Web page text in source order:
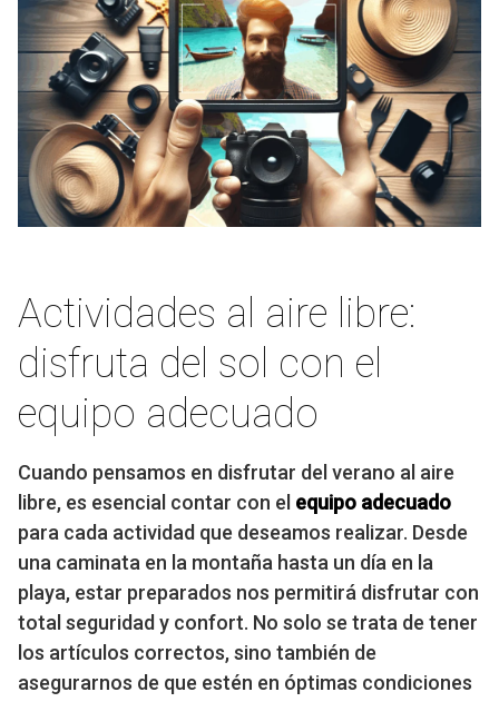
Actividades al aire libre:
disfruta del sol con el
equipo adecuado
Cuando pensamos en disfrutar del verano al aire
libre, es esencial contar con el equipo adecuado
para cada actividad que deseamos realizar. Desde
una caminata en la montaña hasta un día en la
playa, estar preparados nos permitirá disfrutar con
total seguridad y confort. No solo se trata de tener
los artículos correctos, sino también de
asegurarnos de que estén en óptimas condiciones